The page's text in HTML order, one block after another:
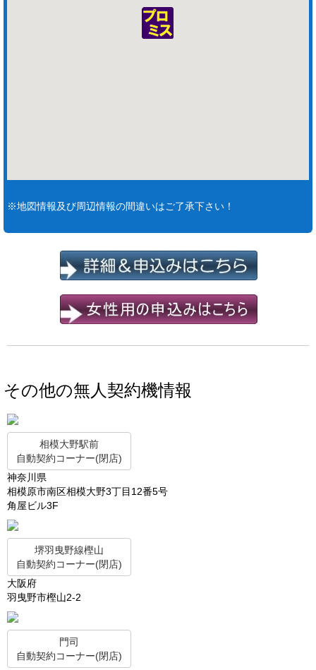
※地図情報及び周辺情報の間違いはご了承下さい！
その他の無人契約機情報
相模大野駅前
自動契約コーナー(閉店)
神奈川県
相模原市南区相模大野3丁目12番5号
角屋ビル3F
堺羽曳野線樫山
自動契約コーナー(閉店)
大阪府
羽曳野市樫山2-2
門司
自動契約コーナー(閉店)